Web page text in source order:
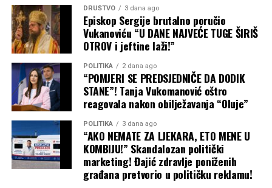
DRUŠTVO 3 dana ago
Episkop Sergije brutalno poručio
Vukanoviću “U DANE NAJVEĆE TUGE ŠIRIŠ
OTROV i jeftine laži!”
POLITIKA 2 dana ago
“POMJERI SE PREDSJEDNIČE DA DODIK
STANE”! Tanja Vukomanović oštro
reagovala nakon obilježavanja “Oluje”
POLITIKA 3 dana ago
“AKO NEMATE ZA LJEKARA, ETO MENE U
KOMBIJU!” Skandalozan politički
marketing! Đajić zdravlje poniženih
građana pretvorio u političku reklamu!